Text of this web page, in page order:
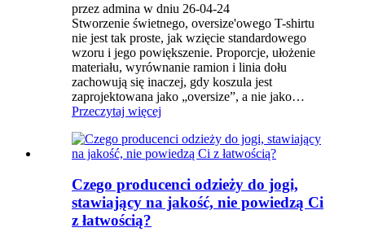
przez admina w dniu 26-04-24
Stworzenie świetnego, oversize'owego T-shirtu
nie jest tak proste, jak wzięcie standardowego
wzoru i jego powiększenie. Proporcje, ułożenie
materiału, wyrównanie ramion i linia dołu
zachowują się inaczej, gdy koszula jest
zaprojektowana jako „oversize”, a nie jako…
Przeczytaj więcej
Czego producenci odzieży do jogi,
stawiający na jakość, nie powiedzą Ci
z łatwością?